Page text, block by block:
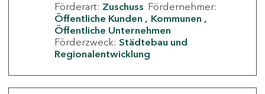
Förderart: Zuschuss Fördernehmer:
Öffentliche Kunden
Kommunen
Öffentliche Unternehmen
Förderzweck: Städtebau und
Regionalentwicklung